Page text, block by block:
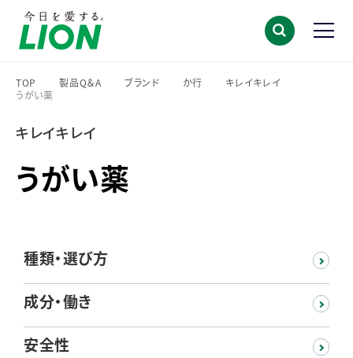
TOP
>
製品Q＆A
ブランド
か行
キレイキレイ
うがい薬
キレイキレイ
うがい薬
種類・選び方
成分・働き
安全性